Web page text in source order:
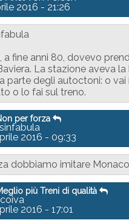
2016 - 21:26
a fine anni 80, dovevo
La stazione aveva
parte degli autoctoni: o
o lo fai sul treno.
per forza
2016 - 09:33
dobbiamo imitare
più Treni di qualità
2016 - 17:01